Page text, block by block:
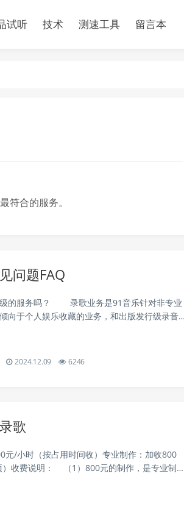
试听 技术 测速工具 留言本
符合的服务。
问题FAQ
级的服务吗？ 录歌业务是91音乐针对非专业
向于个人娱乐收藏的业务，和出版发行级录音
2024.12.09 6246
歌
元/小时（按占用时间收）专业制作：加收800
）收费说明： （1）800元的制作，是专业制